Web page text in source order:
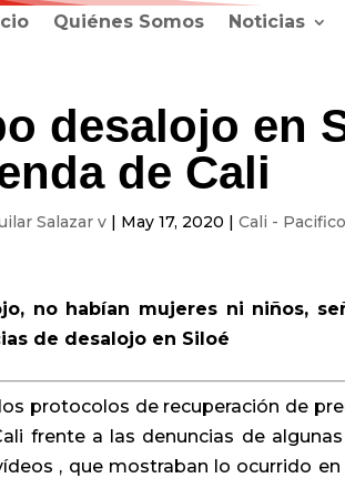
Quiénes Somos Noticias
desalojo en
de Cali
Salazar v | May 17, 2020 |Cali -
no habían mujeres ni niños,
de desalojo en Siloé
protocolos de recuperación de
frente a las denuncias de
, que mostraban lo ocurrido